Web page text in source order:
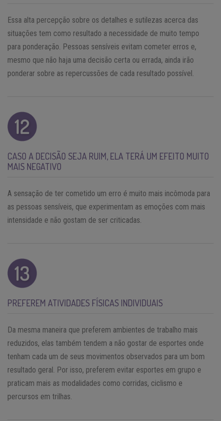
Essa alta percepção sobre os detalhes e sutilezas acerca das
situações tem como resultado a necessidade de muito tempo
para ponderação. Pessoas sensíveis evitam cometer erros e,
mesmo que não haja uma decisão certa ou errada, ainda irão
ponderar sobre as repercussões de cada resultado possível.
CASO A DECISÃO SEJA RUIM, ELA TERÁ UM EFEITO MUITO
MAIS NEGATIVO
A sensação de ter cometido um erro é muito mais incômoda para
as pessoas sensíveis, que experimentam as emoções com mais
intensidade e não gostam de ser criticadas.
PREFEREM ATIVIDADES FÍSICAS INDIVIDUAIS
Da mesma maneira que preferem ambientes de trabalho mais
reduzidos, elas também tendem a não gostar de esportes onde
tenham cada um de seus movimentos observados para um bom
resultado geral. Por isso, preferem evitar esportes em grupo e
praticam mais as modalidades como corridas, ciclismo e
percursos em trilhas.